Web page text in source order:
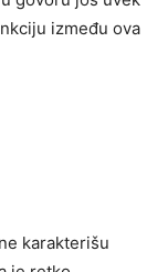
između ova
karakterišu